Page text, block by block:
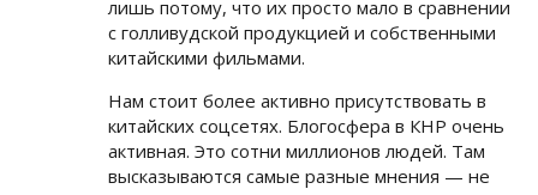
лишь потому, что их просто мало в сравнении
с голливудской продукцией и собственными
китайскими фильмами.
Нам стоит более активно присутствовать в
китайских соцсетях. Блогосфера в КНР очень
активная. Это сотни миллионов людей. Там
высказываются самые разные мнения — не